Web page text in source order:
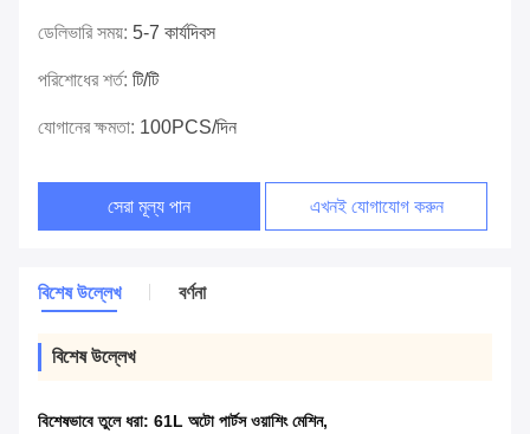
ডেলিভারি সময়: 5-7 কার্যদিবস
পরিশোধের শর্ত: টি/টি
যোগানের ক্ষমতা: 100PCS/দিন
সেরা মূল্য পান এখনই যোগাযোগ করুন
বিশেষ উল্লেখ বর্ণনা
বিশেষ উল্লেখ
বিশেষভাবে তুলে ধরা: 61L অটো পার্টস ওয়াশিং মেশিন,